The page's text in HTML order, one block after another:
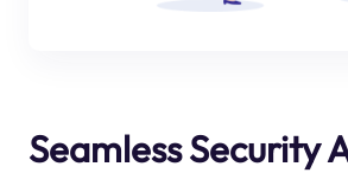
Seamless Security